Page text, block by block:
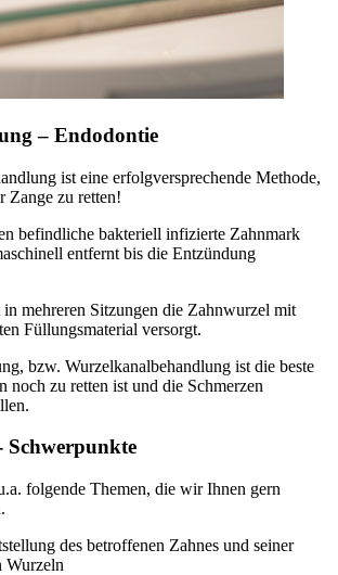
– Endodontie
ist eine erfolgversprechende Methode,
Zange zu retten!
befindliche bakteriell infizierte Zahnmark
entfernt bis die Entzündung
mehreren Sitzungen die Zahnwurzel mit
Füllungsmaterial versorgt.
bzw. Wurzelkanalbehandlung ist die beste
noch zu retten ist und die Schmerzen
Schwerpunkte
folgende Themen, die wir Ihnen gern
des betroffenen Zahnes und seiner
Wurzeln